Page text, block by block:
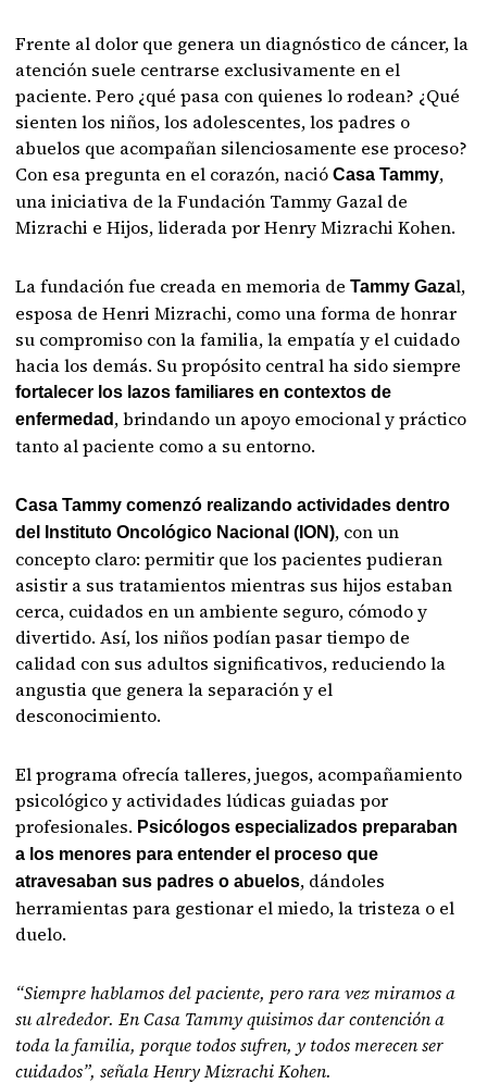
Frente al dolor que genera un diagnóstico de cáncer, la
atención suele centrarse exclusivamente en el
paciente. Pero ¿qué pasa con quienes lo rodean? ¿Qué
sienten los niños, los adolescentes, los padres o
abuelos que acompañan silenciosamente ese proceso?
Con esa pregunta en el corazón, nació Casa Tammy,
una iniciativa de la Fundación Tammy Gazal de
Mizrachi e Hijos, liderada por Henry Mizrachi Kohen.
La fundación fue creada en memoria deTammy Gazal,
esposa de Henri Mizrachi, como una forma de honrar
su compromiso con la familia, la empatía y el cuidado
hacia los demás. Su propósito central ha sido siempre
fortalecer los lazos familiares en contextos de
enfermedad , brindando un apoyo emocional y práctico
tanto al paciente como a su entorno.
Casa Tammy comenzó realizando actividades dentro
del Instituto Oncológico Nacional (ION), con un
concepto claro: permitir que los pacientes pudieran
asistir a sus tratamientos mientras sus hijos estaban
cerca, cuidados en un ambiente seguro, cómodo y
divertido. Así, los niños podían pasar tiempo de
calidad con sus adultos significativos, reduciendo la
angustia que genera la separación y el
desconocimiento.
El programa ofrecía talleres, juegos, acompañamiento
psicológico y actividades lúdicas guiadas por
profesionales. Psicólogos especializados preparaban
a los menores para entender el proceso que
atravesaban sus padres o abuelos, dándoles
herramientas para gestionar el miedo, la tristeza o el
duelo.
“Siempre hablamos del paciente, pero rara vez miramos a
su alrededor. En Casa Tammy quisimos dar contención a
toda la familia, porque todos sufren, y todos merecen ser
cuidados”, señala Henry Mizrachi Kohen.